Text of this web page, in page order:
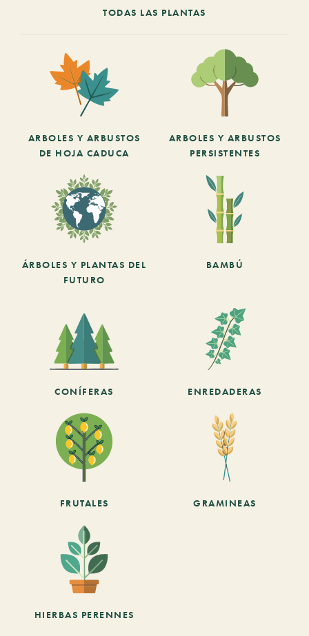
TODAS LAS PLANTAS
ARBOLES Y ARBUSTOS
DE HOJA CADUCA
ARBOLES Y ARBUSTOS
PERSISTENTES
ÁRBOLES Y PLANTAS DEL
FUTURO
BAMBÚ
CONÍFERAS ENREDADERAS
FRUTALES GRAMINEAS
HIERBAS PERENNES